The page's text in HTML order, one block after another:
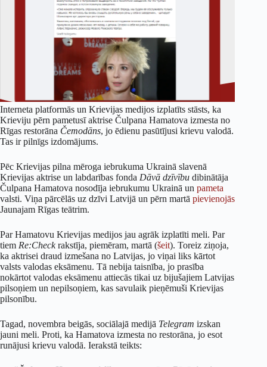
Interneta platformās un Krievijas medijos izplatīts stāsts, ka
Krieviju pērn pametusī aktrise Čulpana Hamatova izmesta no
Rīgas restorāna Čemodāns, jo ēdienu pasūtījusi krievu valodā.
Tas ir pilnīgs izdomājums.
Pēc Krievijas pilna mēroga iebrukuma Ukrainā slavenā
Krievijas aktrise un labdarības fonda Dāvā dzīvību dibinātāja
Čulpana Hamatova nosodīja iebrukumu Ukrainā un pameta
valsti. Viņa pārcēlās uz dzīvi Latvijā un pērn martā pievienojās
Jaunajam Rīgas teātrim.
Par Hamatovu Krievijas medijos jau agrāk izplatīti meli. Par
tiem Re:Checkrakstīja, piemēram, martā (šeit). Toreiz ziņoja,
ka aktrisei draud izmešana no Latvijas, jo viņai liks kārtot
valsts valodas eksāmenu. Tā nebija taisnība, jo prasība
nokārtot valodas eksāmenu attiecās tikai uz bijušajiem Latvijas
pilsoņiem un nepilsoņiem, kas savulaik pieņēmuši Krievijas
pilsonību.
Tagad, novembra beigās, sociālajā medijā Telegram izskan
jauni meli. Proti, ka Hamatova izmesta no restorāna, jo esot
runājusi krievu valodā. Ierakstā teikts: